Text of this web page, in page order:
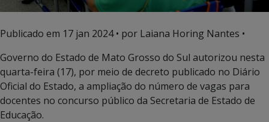
Publicado em 17 jan 2024• por Laiana Horing Nantes •
Governo do Estado de Mato Grosso do Sul autorizou nesta
quarta-feira (17), por meio de decreto publicado no Diário
Oficial do Estado, a ampliação do número de vagas para
docentes no concurso público da Secretaria de Estado de
Educação.